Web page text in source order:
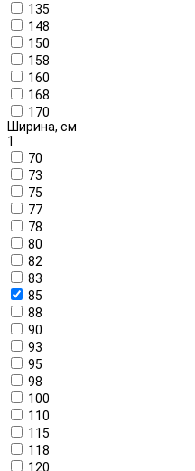
135
148
150
158
160
168
170
Ширина, см
1
70
73
75
77
78
80
82
83
85
88
90
93
95
98
100
110
115
118
120